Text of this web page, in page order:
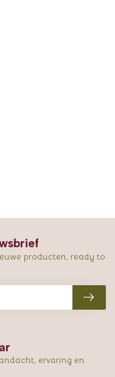
ervaring en
producten, ready to